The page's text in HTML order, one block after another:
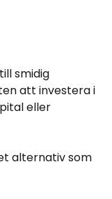
smidig
att investera i
eller
alternativ som